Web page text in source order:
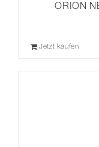
ORION
Jetzt kaufen